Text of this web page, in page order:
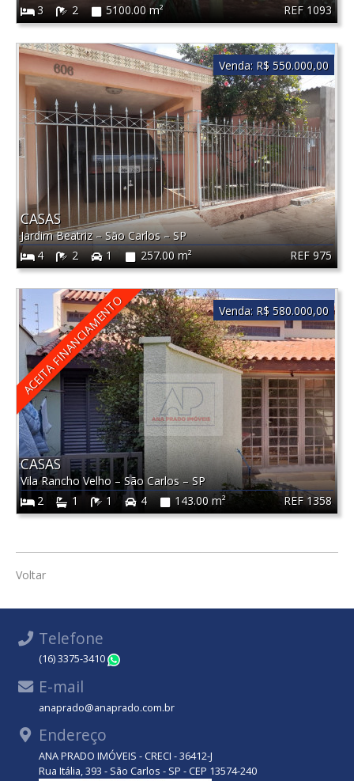
REF 1093
3
2 5100.00 m²
REF 975
CASAS
Jardim Beatriz–São Carlos–SP
4
2 1 257.00 m²
Venda: R$ 550.000,00
ACEITA FINANCIAMENTO
REF 1358
CASAS
Vila Rancho Velho –São Carlos–SP
2
1 1 4 143.00 m²
Venda: R$ 580.000,00
Voltar
Telefone
(16) 3375-3410
E-mail
anaprado@anaprado.com.br
Endereço
ANA PRADO IMÓVEIS - CRECI - 36412-J
Rua Itália, 393 - São Carlos - SP - CEP 13574-240